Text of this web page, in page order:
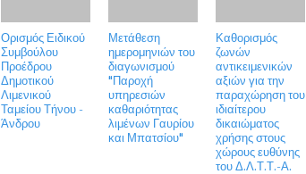
Ορισμός Ειδικού
Συμβούλου
Προέδρου
Δημοτικού
Λιμενικού
Ταμείου Τήνου -
Άνδρου
Μετάθεση
ημερομηνιών του
διαγωνισμού
"Παροχή
υπηρεσιών
καθαριότητας
λιμένων Γαυρίου
και Μπατσίου"
Καθορισμός
ζωνών
αντικειμενικών
αξιών για την
παραχώρηση του
ιδιαίτερου
δικαιώματος
χρήσης στους
χώρους ευθύνης
του Δ.Λ.Τ.Τ.-Α.